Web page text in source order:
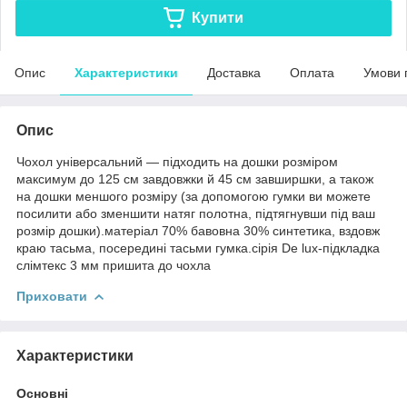
Купити
Опис Характеристики Доставка Оплата Умови
Опис
Чохол універсальний — підходить на дошки розміром
максимум до 125 см завдовжки й 45 см завширшки, а також
на дошки меншого розміру (за допомогою гумки ви можете
посилити або зменшити натяг полотна, підтягнувши під ваш
розмір дошки).матеріал 70% бавовна 30% синтетика, вздовж
краю тасьма, посередині тасьми гумка.сірія De lux-підкладка
слімтекс 3 мм пришита до чохла
Приховати
Характеристики
Основні